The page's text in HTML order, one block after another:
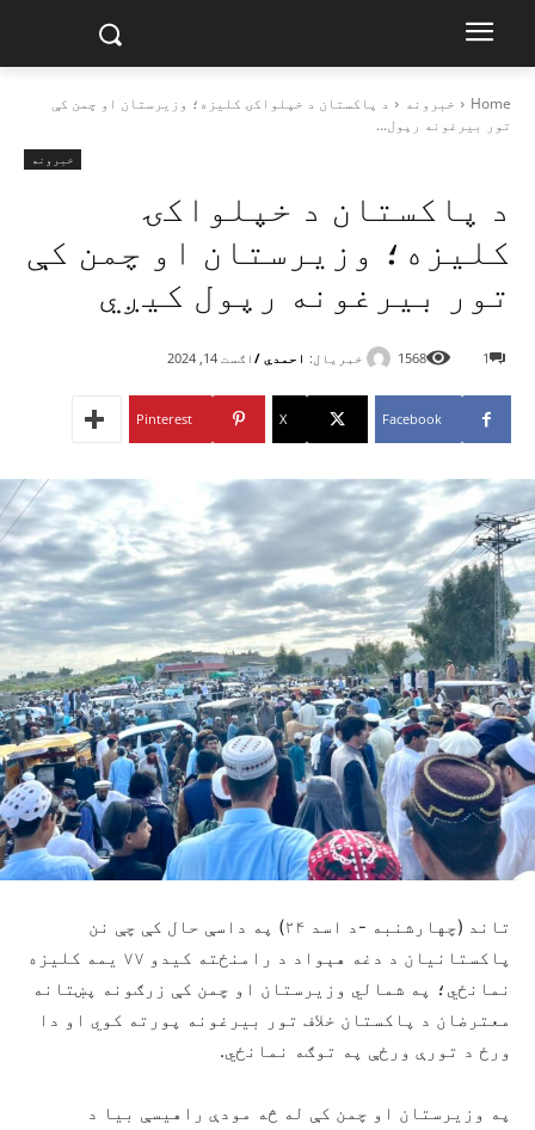
Home خبرونه
د پاکستان د خپلواکۍ کلیزه؛ وزیرستان او چمن کې
تور بیرغونه رپول...
خبرونه
د پاکستان د خپلواکۍ
کلیزه؛ وزیرستان او چمن کې
تور بیرغونه رپول کیږي
خبریال: احمدي / اګست 14, 2024 1
1568
Facebook
X
Pinterest
تاند (چهارشنبه -د اسد ٢۴) په داسې حال کې چې نن
پاکستانیان د دغه هېواد د رامنځته کیدو ۷۷ یمه کلیزه
نمانځي؛ په شمالي وزیرستان او چمن کې زرګونه پښتانه
معترضان د پاکستان خلاف تور بیرغونه پورته کوي او دا
ورځ د تورې ورځې په توګه نمانځي.
په وزیرستان او چمن کې له څه مودې راهیسې بیا د